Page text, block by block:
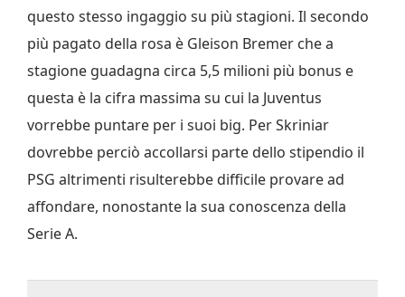
questo stesso ingaggio su più stagioni. Il secondo
più pagato della rosa è Gleison Bremer che a
stagione guadagna circa 5,5 milioni più bonus e
questa è la cifra massima su cui la Juventus
vorrebbe puntare per i suoi big. Per Skriniar
dovrebbe perciò accollarsi parte dello stipendio il
PSG altrimenti risulterebbe difficile provare ad
affondare, nonostante la sua conoscenza della
Serie A.